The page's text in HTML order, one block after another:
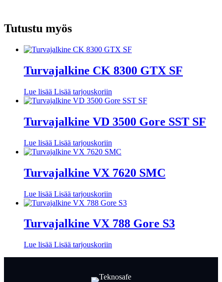
Tutustu myös
Turvajalkine CK 8300 GTX SF
Lue lisää Lisää tarjouskoriin
Turvajalkine VD 3500 Gore SST SF
Lue lisää Lisää tarjouskoriin
Turvajalkine VX 7620 SMC
Lue lisää Lisää tarjouskoriin
Turvajalkine VX 788 Gore S3
Lue lisää Lisää tarjouskoriin